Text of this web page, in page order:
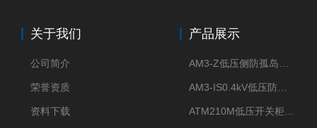
关于我们
公司简介
荣誉资质
资料下载
产品展示